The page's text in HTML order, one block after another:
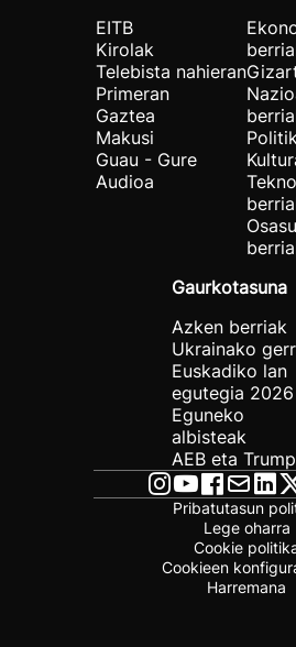
EITB
Kirolak
Telebista nahieran
Primeran
Gaztea
Makusi
Guau - Gure
Audioa
Gaurkotasuna
Azken berriak
Ukrainako
Euskadiko lan
egutegia 2026
Eguneko
albisteak
AEB eta Trump
Pribatutasun
Lege oharra
Cookie
Cookieen
Harremana